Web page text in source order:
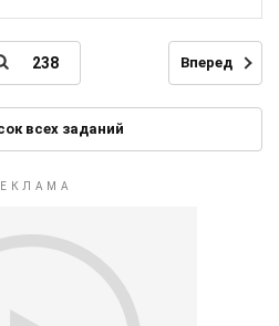
Вперед
всех заданий